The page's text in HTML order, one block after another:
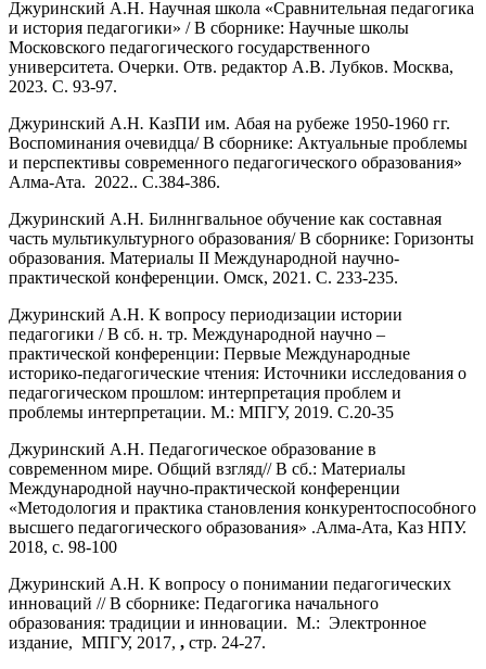
Джуринский А.Н. Научная школа «Сравнительная педагогика
и история педагогики» / В сборнике: Научные школы
Московского педагогического государственного
университета. Очерки. Отв. редактор А.В. Лубков. Москва,
2023. С. 93-97.
Джуринский А.Н. КазПИ им. Абая на рубеже 1950-1960 гг.
Воспоминания очевидца/ В сборнике: Актуальные проблемы
и перспективы современного педагогического образования»
Алма-Ата. 2022.. С.384-386.
Джуринский А.Н. Билннгвальное обучение как составная
часть мультикультурного образования/ В сборнике: Горизонты
образования. Материалы II Международной научно-
практической конференции. Омск, 2021. С. 233-235.
Джуринский А.Н. К вопросу периодизации истории
педагогики / В сб. н. тр. Международной научно –
практической конференции: Первые Международные
историко-педагогические чтения: Источники исследования о
педагогическом прошлом: интерпретация проблем и
проблемы интерпретации. М.: МПГУ, 2019. С.20-35
Джуринский А.Н. Педагогическое образование в
современном мире. Общий взгляд// В сб.: Материалы
Международной научно-практической конференции
«Методология и практика становления конкурентоспособного
высшего педагогического образования» .Алма-Ата, Каз НПУ.
2018, с. 98-100
Джуринский А.Н. К вопросу о понимании педагогических
инноваций // В сборнике: Педагогика начального
образования: традиции и инновации. М.: Электронное
издание, МПГУ, 2017, , стр. 24-27.